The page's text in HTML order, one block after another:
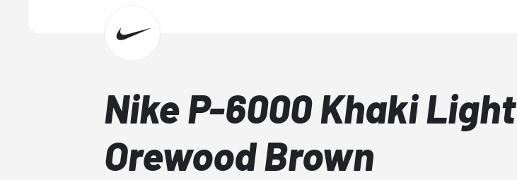
Nike P-6000 Khaki Light
Orewood Brown